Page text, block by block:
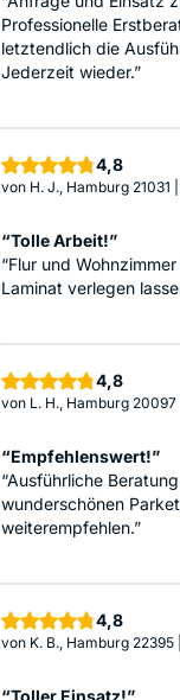
Professionelle
letztendlich die
Jederzeit wieder.”
4,8Sterne
von H. J., Hamburg 21031
“Tolle Arbeit!”
“Flur und
Laminat verlegen
4,8Sterne
von L. H., Hamburg 20097
“Empfehlenswert!”
“Ausführliche
wunderschönen
weiterempfehlen.”
4,8Sterne
von K. B., Hamburg 22395
“Toller Einsatz!”